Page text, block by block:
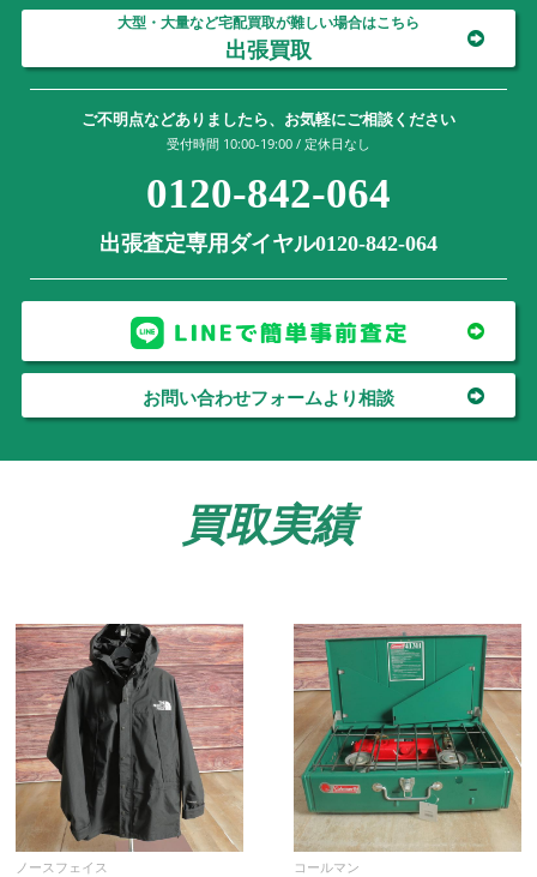
大型・大量など宅配買取が難しい場合はこちら
出張買取
ご不明点などありましたら、お気軽にご相談ください
受付時間 10:00-19:00 / 定休日なし
0120-842-064
出張査定専用ダイヤル0120-842-064
お問い合わせフォームより相談
買取実績
ノースフェイス コールマン